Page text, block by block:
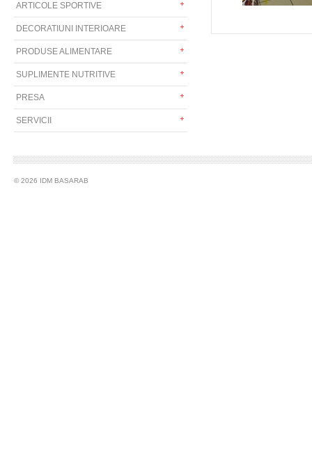
ARTICOLE SPORTIVE
DECORATIUNI INTERIOARE
PRODUSE ALIMENTARE
SUPLIMENTE NUTRITIVE
PRESA
SERVICII
© 2026 IDM BASARAB